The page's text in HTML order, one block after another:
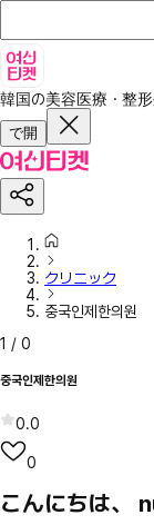
韓国の美容医療・整
で開
クリニック
중국인제한의원
1 / 0
중국인제한의원
0.0
0
こんにちは、